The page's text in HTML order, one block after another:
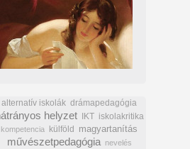
alternatív iskolák drámapedagógia
helyzet IKT iskolakritika
kompetencia külföld magyartanítás
művészetpedagógia
nevelés